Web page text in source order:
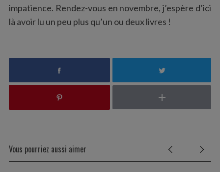
impatience. Rendez-vous en novembre, j’espère d’ici
là avoir lu un peu plus qu’un ou deux livres !
Vous pourriez aussi aimer